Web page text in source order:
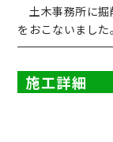
土木事務所に掘
をおこないました。
施工詳細